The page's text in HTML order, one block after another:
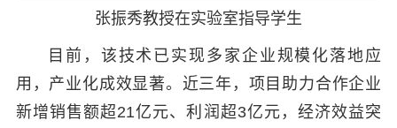
张振秀教授在实验室指导学生
目前，该技术已实现多家企业规模化落地应
用，产业化成效显著。近三年，项目助力合作企业
新增销售额超21亿元、利润超3亿元，经济效益突